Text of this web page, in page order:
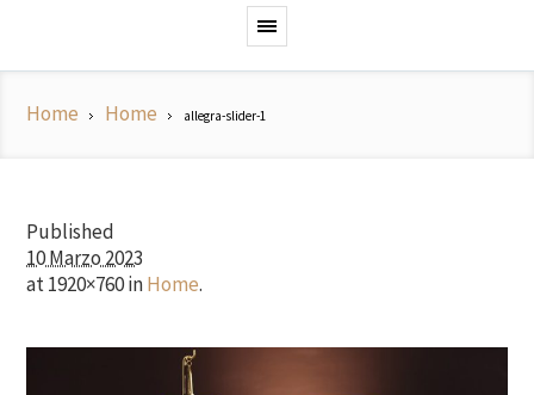
Home Home allegra-slider-1
Published
10 Marzo 2023
at 1920×760 inHome.